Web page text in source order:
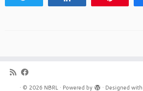
· © 2026 NBRL · Powered by · Designed